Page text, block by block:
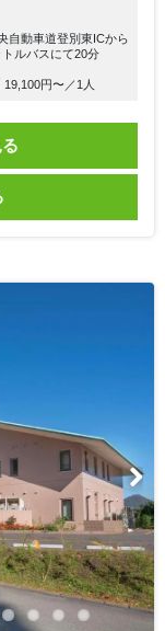
自動車道登別東ICから
ルバスにて20分
円〜／1人